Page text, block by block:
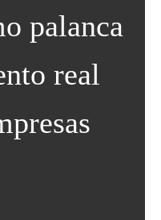
palanca
real